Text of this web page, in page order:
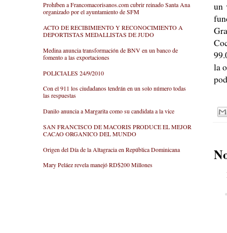
un
la
Prohíben a Francomacorisanos.com cubrir reinado Santa Ana
organizado por el ayuntamiento de SFM
ACTO DE RECIBIMIENTO Y RECONOCIMIENTO A
DEPORTISTAS MEDALLISTAS DE JUDO
Medina anuncia transformación de BNV en un banco de
fomento a las exportaciones
POLICIALES 24/9/2010
Con el 911 los ciudadanos tendrán en un solo número todas
las respuestas
Danilo anuncia a Margarita como su candidata a la vice
SAN FRANCISCO DE MACORIS PRODUCE EL MEJOR
CACAO ORGANICO DEL MUNDO
Origen del Día de la Altagracia en República Dominicana
Mary Peláez revela manejó RD$200 Millones